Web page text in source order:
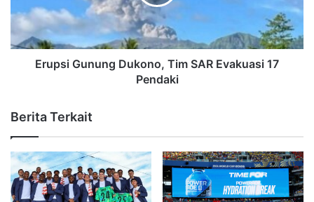
Erupsi Gunung Dukono, Tim SAR Evakuasi 17
Pendaki
Berita Terkait